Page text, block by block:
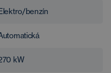
benzín
kW